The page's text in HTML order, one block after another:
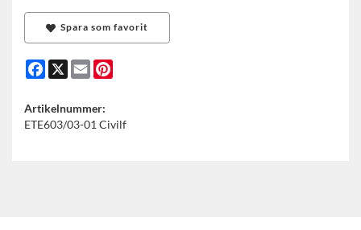
Spara som favorit
Facebook
X Email
Artikelnummer:
ETE603/03-01 Civilf